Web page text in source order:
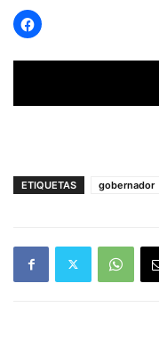
ETIQUETAS gobernador